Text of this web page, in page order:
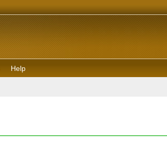
Help